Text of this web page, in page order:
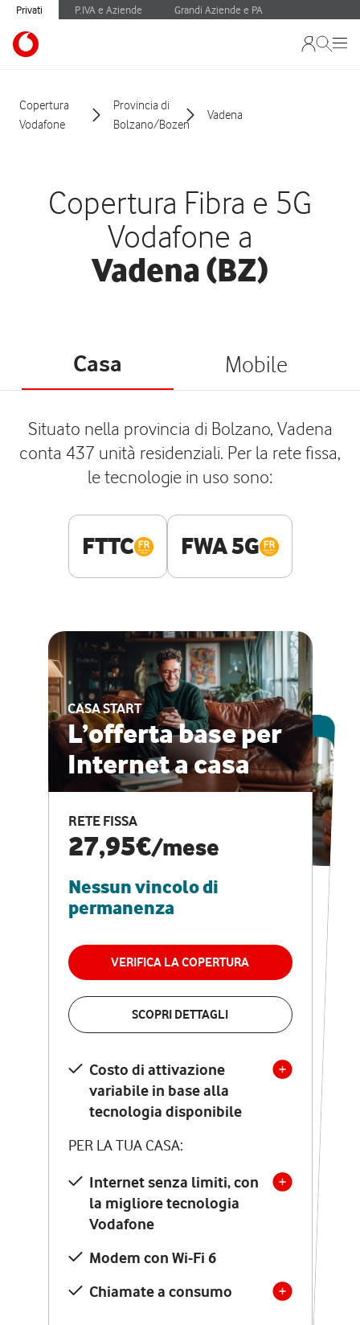
Privati P.IVA e Aziende Grandi Aziende e PA
Copertura
Vodafone
Provincia di
Bolzano/Bozen
Vadena
Copertura Fibra e 5G
Vodafone a
Vadena (BZ)
Casa Mobile
Situato nella provincia di Bolzano, Vadena
conta 437 unità residenziali. Per la rete fissa,
le tecnologie in uso sono:
FTTC FWA 5G
CASA START
L’offerta base per
Internet a casa
RETE FISSA
27,95€/mese
Nessun vincolo di
permanenza
VERIFICA LA COPERTURA
SCOPRI DETTAGLI
Costo di attivazione
variabile in base alla
tecnologia disponibile
PER LA TUA CASA:
Internet senza limiti, con
la migliore tecnologia
Vodafone
Modem con Wi-Fi 6
Chiamate a consumo
ESCLUSIVA ONLINE
CASA PRO
Internet veloce e
vantaggi speciali
RETE FISSA + VODAFONE CLUB
29,95€
permanenza
VERIFICA LA COPERTURA
Costo di attivazione
variabile in base alla
tecnologia disponibile
PER LA TUA CASA:
Internet senza limiti, con
la migliore tecnologia
Vodafone
Modem Seven con Wi-Fi 7
Chiamate illimitate verso
numeri fissi e mobili
nazionali